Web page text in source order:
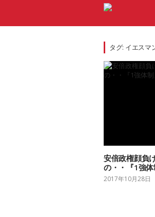
タグ: イエスマ
安倍政権顔負
の・・『1強体
2017年10月28日